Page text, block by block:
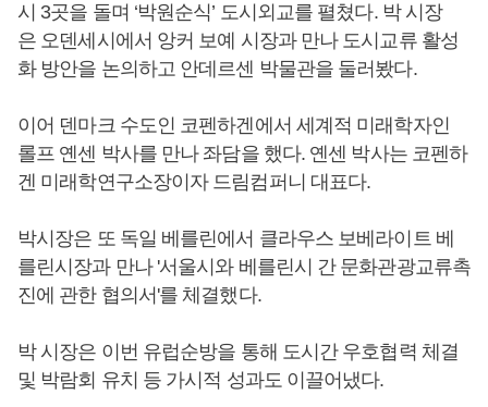
시 3곳을 돌며 ‘박원순식’ 도시외교를 펼쳤다. 박 시장
은 오덴세시에서 앙커 보예 시장과 만나 도시교류 활성
화 방안을 논의하고 안데르센 박물관을 둘러봤다.
이어 덴마크 수도인 코펜하겐에서 세계적 미래학자인
롤프 옌센 박사를 만나 좌담을 했다. 옌센 박사는 코펜하
겐 미래학연구소장이자 드림컴퍼니 대표다.
박시장은 또 독일 베를린에서 클라우스 보베라이트 베
를린시장과 만나 '서울시와 베를린시 간 문화관광교류촉
진에 관한 협의서'를 체결했다.
박 시장은 이번 유럽순방을 통해 도시간 우호협력 체결
및 박람회 유치 등 가시적 성과도 이끌어냈다.